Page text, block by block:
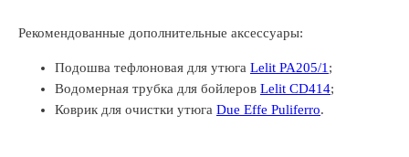
Рекомендованные дополнительные аксессуары:
Подошва тефлоновая для утюга Lelit PA205/1 ;
Водомерная трубка для бойлеров Lelit CD414;
Коврик для очистки утюга Due Effe Puliferro.